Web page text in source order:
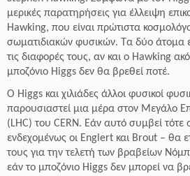
μερικές παρατηρήσεις για έλλειψη
Hawking, που είναι πρώτιστα
σωματιδιακών φυσικών. Τα δύο άτομα
τις διαφορές τους, αν και ο Hawking
μποζόνιο Higgs δεν θα βρεθεί ποτέ.
Ο Higgs και χιλιάδες άλλοι φυσικοί
παρουσιαστεί μια μέρα στον Μεγάλο
(LHC) του CERN. Εάν αυτό συμβεί τότε
ενδεχομένως οι Englert και Brout – θα
τους για την τελετή των βραβείων
εάν το μποζόνιο Higgs δεν μπορεί να